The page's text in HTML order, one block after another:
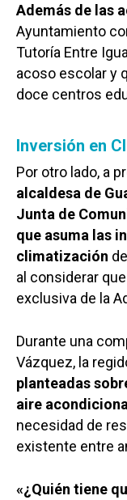
Además de las
Ayuntamiento
Tutoría Entre
acoso escolar y
doce centros
Inversión en
Por otro lado, a
alcaldesa de
Junta de
que asuma las
climatización
al considerar
exclusiva de la
Durante una
Vázquez, la
planteadas
aire
necesidad de
existente entre
«¿Quién tiene